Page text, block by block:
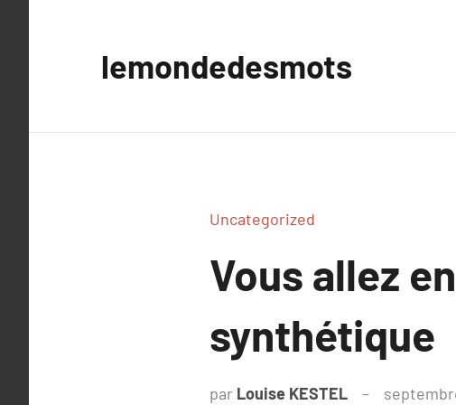
lemondedesmots
Uncategorized
Vous allez
synthétique
par Louise KESTEL